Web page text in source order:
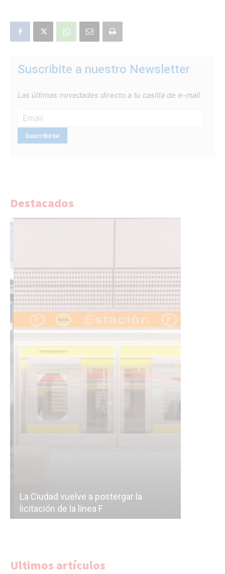
Suscribite a nuestro Newsletter
Las últimas novedades directo a tu casilla de e-mail
Destacados
La Ciudad vuelve a postergar la
licitación de la línea F
Ultimos artículos